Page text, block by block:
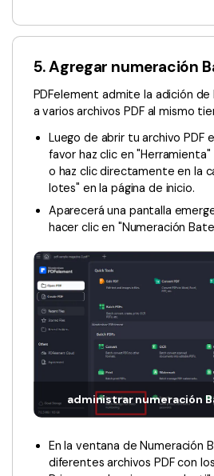
5. Agregar numeración
PDFelement admite la adición de
a varios archivos PDF al mismo
Luego de abrir tu archivo PDF
favor haz clic en
o haz clic directamente en la
lotes" en la página de inicio.
Aparecerá una pantalla
hacer clic en "Numeración
administrar numeración
En la ventana de Numeración
diferentes archivos PDF con